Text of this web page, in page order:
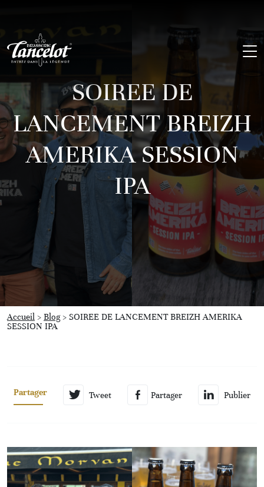
SOIREE DE
LANCEMENT BREIZH
AMERIKA SESSION
IPA
Accueil > Blog> SOIREE DE LANCEMENT BREIZH AMERIKA
SESSION IPA
Partager Tweet Partager Publier